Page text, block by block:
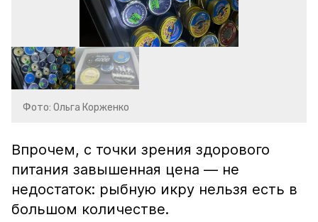
Фото: Ольга Корженко
Впрочем, с точки зрения здорового
питания завышенная цена — не
недостаток: рыбную икру нельзя есть в
большом количестве.